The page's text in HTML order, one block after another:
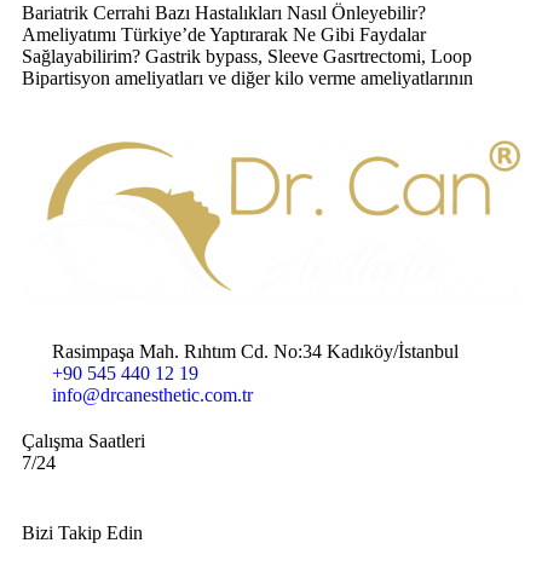
Bariatrik Cerrahi Bazı Hastalıkları Nasıl Önleyebilir?
Ameliyatımı Türkiye’de Yaptırarak Ne Gibi Faydalar
Sağlayabilirim? Gastrik bypass, Sleeve Gasrtrectomi, Loop
Bipartisyon ameliyatları ve diğer kilo verme ameliyatlarının
Rasimpaşa Mah. Rıhtım Cd. No:34 Kadıköy/İstanbul
+90 545 440 12 19
info@drcanesthetic.com.tr
Çalışma Saatleri
7/24
Bizi Takip Edin